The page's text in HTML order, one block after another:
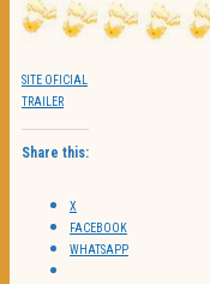
SITE OFICIAL
TRAILER
Share this:
X
FACEBOOK
WHATSAPP